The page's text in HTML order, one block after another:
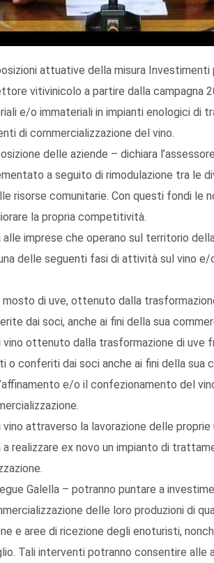
attuative della misura Investimenti
vitivinicolo a partire dalla campagna
e/o immateriali in impianti enologici di
di commercializzazione del vino.
delle aziende – dichiara
a seguito di rimodulazione tra le
risorse comunitarie. Con questi fondi le
la propria competitività.
alle imprese che operano sul territorio
delle seguenti fasi di attività sul vino
mosto di uve, ottenuto dalla
dai soci, anche ai fini della sua
vino ottenuto dalla trasformazione di uve
o conferiti dai soci anche ai fini della sua
e/o il confezionamento del
vino attraverso la lavorazione delle
realizzare ex novo un impianto di
Galella – potranno puntare a
delle loro produzioni di
e aree di ricezione degli enoturisti,
Tali interventi potranno consentire alle